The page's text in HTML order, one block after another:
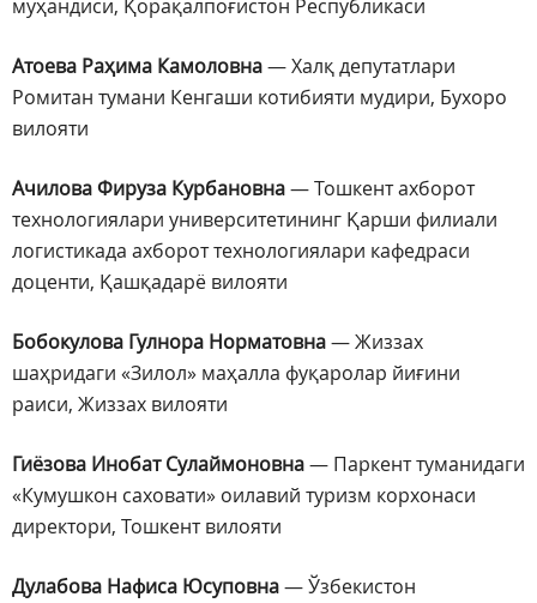
муҳандиси, Қорақалпоғистон Республикаси
Атоева Раҳима Камоловна— Халқ депутатлари
Ромитан тумани Кенгаши котибияти мудири, Бухоро
вилояти
Ачилова Фируза Курбановна— Тошкент ахборот
технологиялари университетининг Қарши филиали
логистикада ахборот технологиялари кафедраси
доценти, Қашқадарё вилояти
Бобокулова Гулнора Норматовна— Жиззах
шаҳридаги «Зилол» маҳалла фуқаролар йиғини
раиси, Жиззах вилояти
Гиёзова Инобат Сулаймоновна— Паркент туманидаги
«Кумушкон саховати» оилавий туризм корхонаси
директори, Тошкент вилояти
Дулабова Нафиса Юсуповна— Ўзбекистон